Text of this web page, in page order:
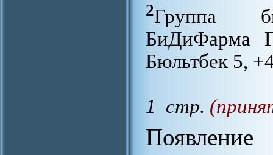
2Группа
БиДиФарма
Бюльтбек 5,
1 стр.